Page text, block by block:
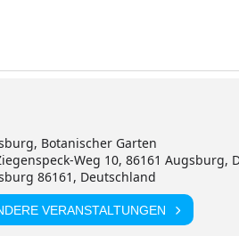
Botanischer Garten
Weg 10, 86161 Augsburg,
86161, Deutschland
VERANSTALTUNGEN